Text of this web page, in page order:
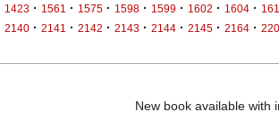
1423 · 1561 · 1575 · 1598 · 1599 · 1602 · 1604 ·
2140 · 2141 · 2142 · 2143 · 2144 · 2145 · 2164 ·
New book available with